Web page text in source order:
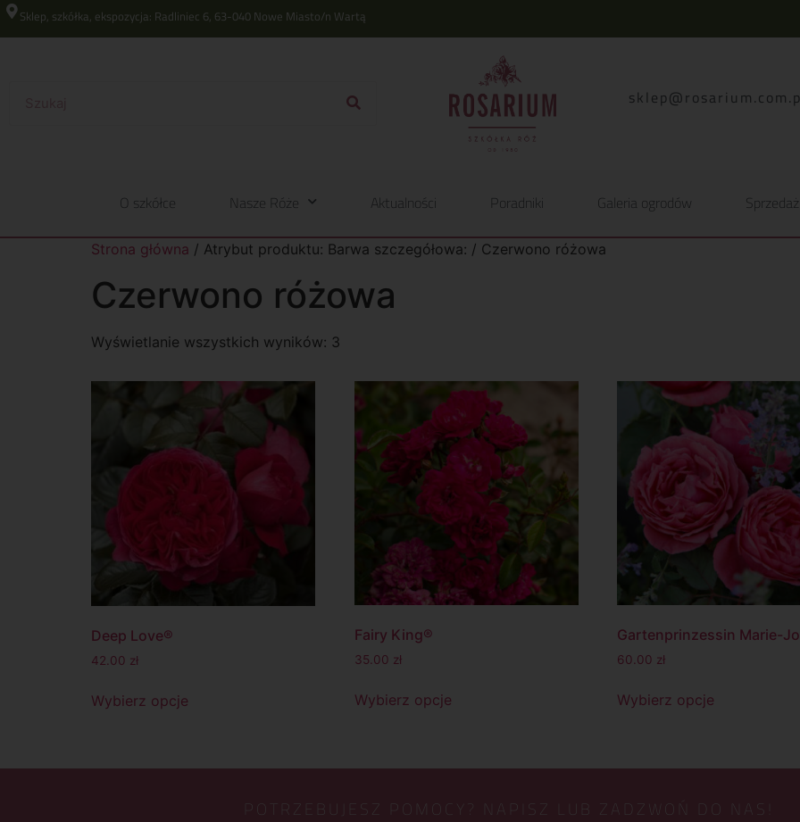
Sklep, szkółka, ekspozycja: Radliniec 6, 63-040 Nowe Miasto/n Wartą
O szkółce Nasze Róże Aktualności Poradniki Galeria ogrodów Sprzedaż
Strona główna / Atrybut produktu: Barwa szczegółowa: / Czerwono różowa
Czerwono różowa
Wyświetlanie wszystkich wyników: 3
Deep Love®
42.00 zł
Wybierz opcje
Fairy King®
35.00 zł
Wybierz opcje
Gartenprinzessin Marie-
60.00 zł
Wybierz opcje
POTRZEBUJESZ POMOCY? NAPISZ LUB ZADZWOŃ DO NAS!